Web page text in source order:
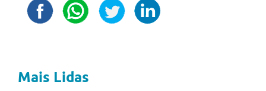
Mais Lidas